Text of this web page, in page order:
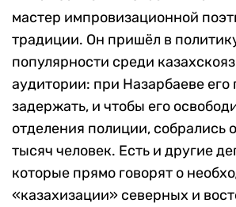
мастер импровизационной
традиции. Он пришёл в
популярности среди
аудитории: при Назарбаеве его
задержать, и чтобы его
отделения полиции, собрались
тысяч человек. Есть и другие
которые прямо говорят о
«казахизации» северных и